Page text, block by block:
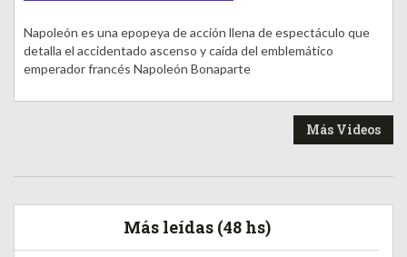
Napoleón es una epopeya de acción llena de espectáculo que
detalla el accidentado ascenso y caída del emblemático
emperador francés Napoleón Bonaparte
Más Videos
Más leídas (48 hs)